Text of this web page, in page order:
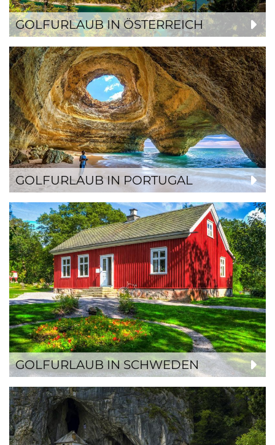
GOLFURLAUB IN ÖSTERREICH
GOLFURLAUB IN PORTUGAL
GOLFURLAUB IN SCHWEDEN